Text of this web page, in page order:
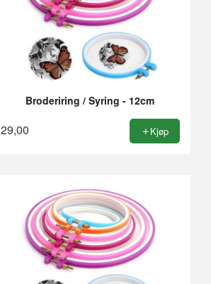
Broderiring / Syring - 12cm
29,00 Kjøp